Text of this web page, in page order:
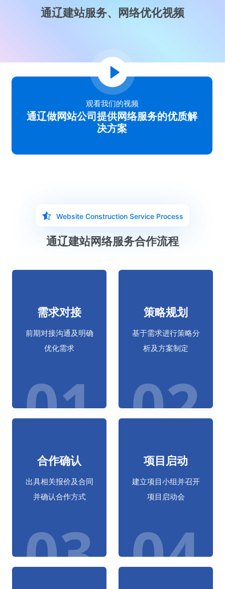
通辽建站服务、网络优化视频
通辽建站网络服务合作流程
需求对接
前期对接沟通及明确
01
策略规划
基于需求进行策略分
02
合作确认
出具相关报价及合同
项目启动
建立项目小组并召开